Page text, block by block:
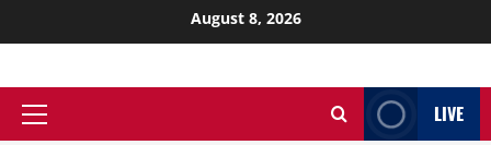
August 8, 2026
LIVE